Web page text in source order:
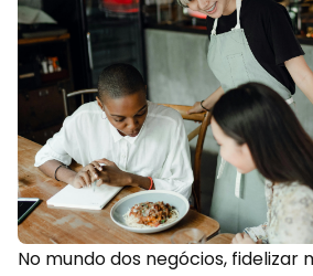
No mundo dos negócios, fidelizar